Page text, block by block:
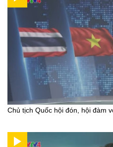
Chủ tịch Quốc hội đón, hội đàm